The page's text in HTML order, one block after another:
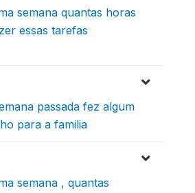
semana quantas horas
essas tarefas
passada fez algum
para a familia
semana , quantas